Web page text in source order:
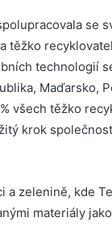
se
těžko
technologií
Maďarsko,
všech těžko
krok
a zelenině, kde
materiály